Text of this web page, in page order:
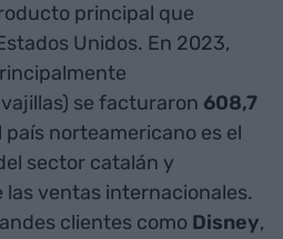
principal que
Unidos. En 2023,
se facturaron 608,7
país norteamericano es el
sector catalán y
las ventas internacionales.
clientes como Disney,